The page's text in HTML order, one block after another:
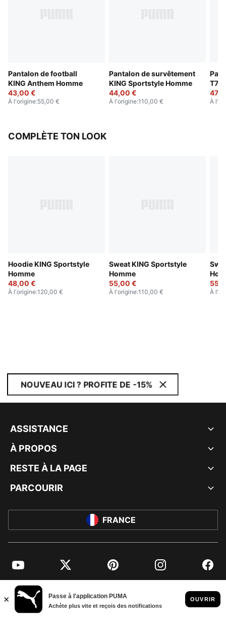
Pantalon de football
KING Anthem Homme
43,00 €
À l'origine:55,00 €
Pantalon de survêtement
KING Sportstyle Homme
44,00 €
À l'origine:110,00 €
T7
À
COMPLÈTE TON LOOK
Hoodie KING Sportstyle
Homme
48,00 €
À l'origine:120,00 €
Sweat KING Sportstyle
Homme
55,00 €
À l'origine:110,00 € À
NOUVEAU ICI ? PROFITE DE -15%
ASSISTANCE
À PROPOS
RESTE À LA PAGE
PARCOURIR
FRANCE
YouTube Twitter Pinterest Instagram
© PUMA EUROPE GMBH, 2026. TOUS DROITS RÉSERVÉS
MENTIONS ET DONNÉES LÉGALES